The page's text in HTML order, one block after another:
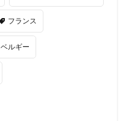
フランス
ベルギー